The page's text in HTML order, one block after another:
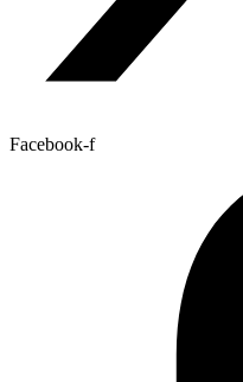
Facebook-f